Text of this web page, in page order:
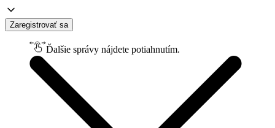
Zaregistrovať sa
Ďalšie správy nájdete potiahnutím.